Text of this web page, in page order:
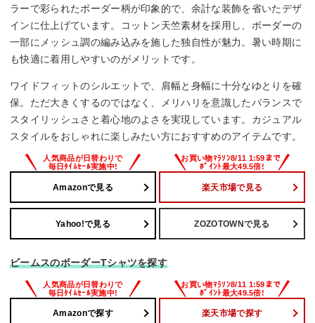
ラーで彩られたボーダー柄が印象的で、余計な装飾を省いたデザ
インに仕上げています。コットン天竺素材を採用し、ボーダーの
一部にメッシュ調の編み込みを施した独自性が魅力。暑い時期に
も快適に着用しやすいのがメリットです。
ワイドフィットのシルエットで、肩幅と身幅に十分なゆとりを確
保。ただ大きくするのではなく、メリハリを意識したバランスで
スタイリッシュさと着心地のよさを実現しています。カジュアル
スタイルをおしゃれに楽しみたい方におすすめのアイテムです。
Amazonで見る 楽天市場で見る
Yahoo!で見る ZOZOTOWNで見る
ビームスのボーダーTシャツを探す
Amazonで探す 楽天市場で探す